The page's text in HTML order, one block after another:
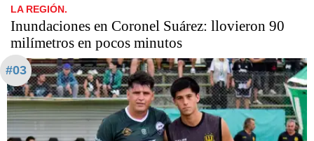
LA REGIÓN.
Inundaciones en Coronel Suárez: llovieron 90
milímetros en pocos minutos
#03